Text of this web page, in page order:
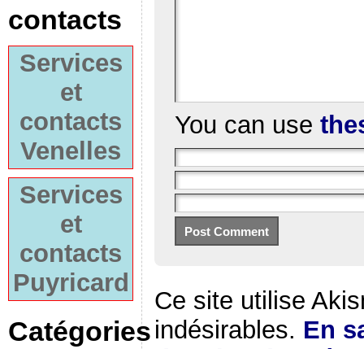
contacts
Services
et
contacts
Venelles
Services
et
contacts
Puyricard
Catégories
You can use
Ce site utilise
indésirables. En